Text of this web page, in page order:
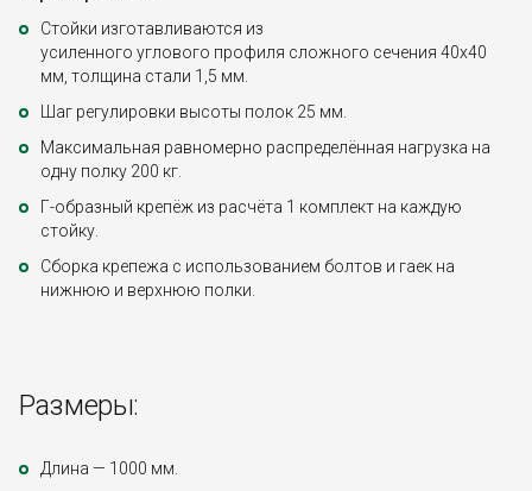
Стойки изготавливаются из
усиленного углового профиля сложного сечения 40x40
мм, толщина стали 1,5 мм.
Шаг регулировки высоты полок 25 мм.
Максимальная равномерно распределённая нагрузка на
одну полку 200 кг.
Г-образный крепёж из расчёта 1 комплект на каждую
стойку.
Сборка крепежа с использованием болтов и гаек на
нижнюю и верхнюю полки.
Размеры:
Длина — 1000 мм.